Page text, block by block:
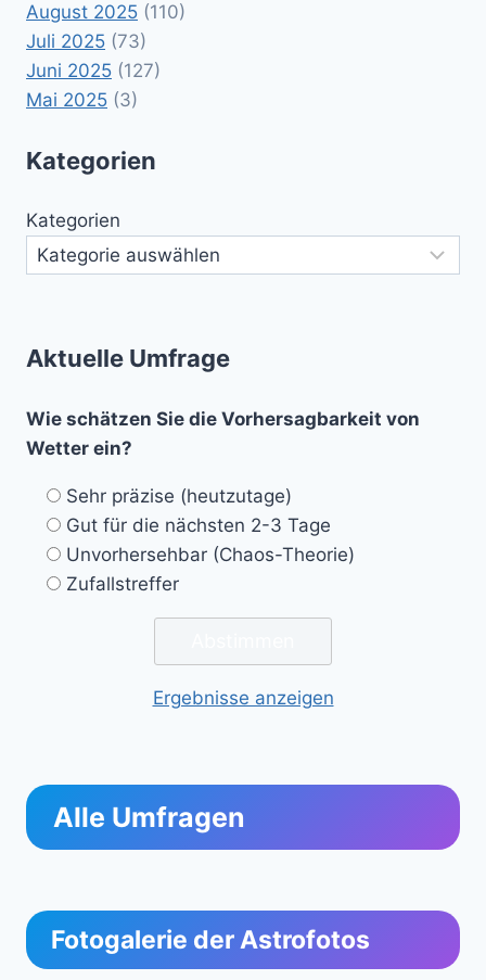
August 2025 (110)
Juli 2025 (73)
Juni 2025 (127)
Mai 2025 (3)
Kategorien
Kategorien
Aktuelle Umfrage
Wie schätzen Sie die Vorhersagbarkeit von
Wetter ein?
Sehr präzise (heutzutage)
Gut für die nächsten 2-3 Tage
Unvorhersehbar (Chaos-Theorie)
Zufallstreffer
Ergebnisse anzeigen
Alle Umfragen
Fotogalerie der Astrofotos